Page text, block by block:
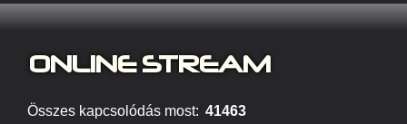
ONLINE STREAM
Összes kapcsolódás most: 41463